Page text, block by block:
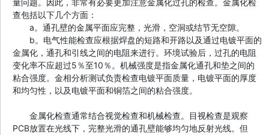
量问题。因此，非常有必要更加注意金属化过孔的检查。金属化检
查包括以下几个方面：
a。通孔壁的金属平面应完整，光滑，空洞或结节无空隙。
b。电气性能检查应根据焊盘的短路和开路以及通过电镀平面的
金属化，通孔和引线之间的电阻来进行。环境试验后，过孔的电阻
变化率不应超过5％至10％。机械强度是指金属化通孔和垫之间的
粘合强度。金相分析测试负责检查电镀平面质量，电镀平面的厚度
和均匀性，以及电镀平面和铜箔之间的粘合强度。
金属化检查通常结合视觉检查和机械检查。目视检查是观察
PCB放置在光线下，完整光滑的通孔壁能够均匀地反射光线。但